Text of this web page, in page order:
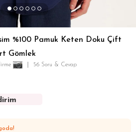
%100 Pamuk Keten Doku Çift
Gömlek
56 Soru & Cevap